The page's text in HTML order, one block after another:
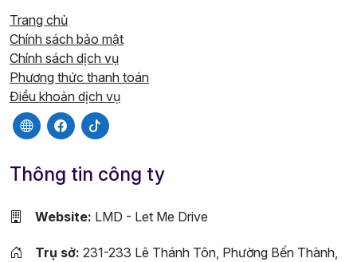
Trang chủ
Chính sách bảo mật
Chính sách dịch vụ
Phương thức thanh toán
Điều khoản dịch vụ
Thông tin công ty
Website: LMD - Let Me Drive
Trụ sở: 231-233 Lê Thánh Tôn, Phường Bến Thành,